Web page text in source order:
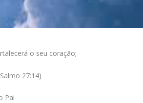
o seu coração;
27:14)
Pai